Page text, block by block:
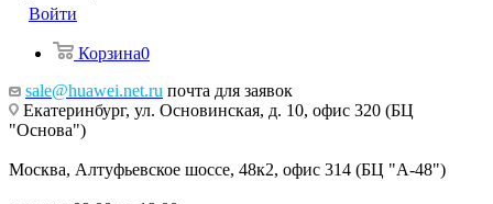
Войти
Корзина0
sale@huawei.net.ru почта для заявок
Екатеринбург, ул. Основинская, д. 10, офис 320 (БЦ
"Основа")
Москва, Алтуфьевское шоссе, 48к2, офис 314 (БЦ "А-48")